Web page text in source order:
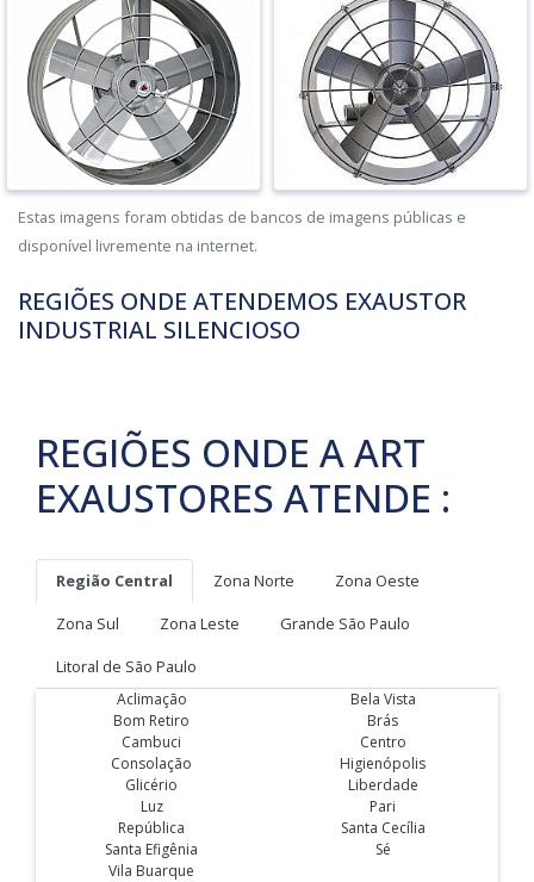
Estas imagens foram obtidas de bancos de imagens públicas e
disponível livremente na internet.
REGIÕES ONDE ATENDEMOS EXAUSTOR
INDUSTRIAL SILENCIOSO
REGIÕES ONDE A ART
EXAUSTORES ATENDE :
Região Central Zona Norte
Zona Oeste
Zona Sul
Zona Leste
Grande São Paulo
Litoral de São Paulo
Aclimação
Bela Vista
Bom Retiro
Brás
Cambuci
Centro
Consolação
Higienópolis
Glicério
Liberdade
Luz
Pari
República
Santa Cecília
Santa Efigênia
Sé
Vila Buarque